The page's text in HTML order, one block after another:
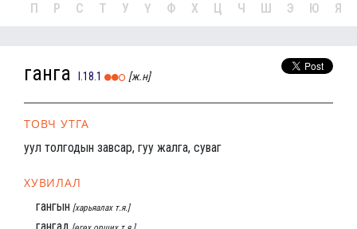
П Р С Т У Ү Ф Х Ц Ч Ш Э Ю Я
ганга I.18.1 [ж.н]
ТОВЧ УТГА
уул толгодын завсар, гуу жалга, суваг
ХУВИЛАЛ
гангын [харьяалах т.я.]